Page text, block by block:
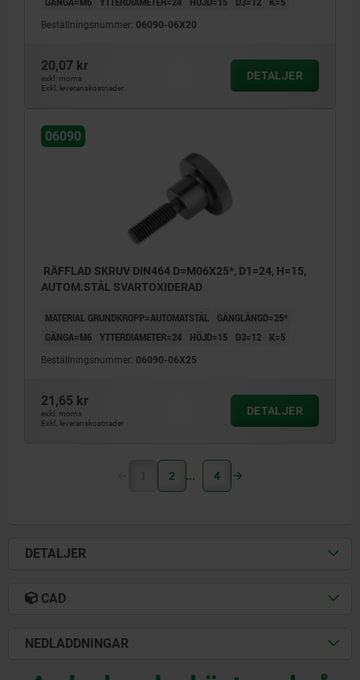
Beställningsnummer: 06090-06X20
20,07 kr
exkl. moms
Exkl. leveranskostnader
DETALJER
06090
RÄFFLAD SKRUV DIN464 D=M06X25*, D1=24, H=15,
AUTOM.STÅL SVARTOXIDERAD
MATERIAL GRUNDKROPP=AUTOMATSTÅL
GÄNGLÄNGD=25*
GÄNGA=M6 YTTERDIAMETER=24 HÖJD=15 D3=12 K=5
Beställningsnummer: 06090-06X25
21,65 kr
exkl. moms
Exkl. leveranskostnader
DETALJER
1 2 4
DETALJER
CAD
NEDLADDNINGAR